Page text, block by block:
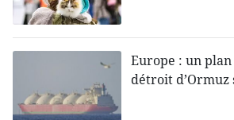
Europe : un
détroit d’Ormuz